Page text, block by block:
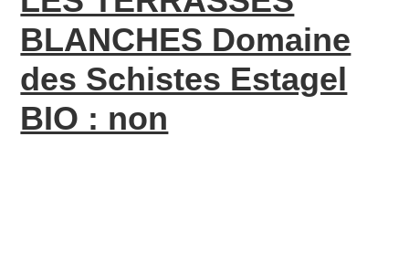
BLANCHES Domaine
des Schistes Estagel
BIO : non